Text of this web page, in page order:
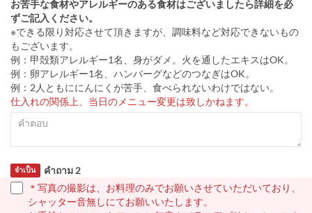
お苦手な食材やアレルギーのある食材はございましたら詳細を必
ずご記入ください。
※できる限り対応させて頂きますが、調味料など対応できないもの
もございます。
例：甲殻類アレルギー1名、身がダメ。火を通したエキスはOK。
例：卵アレルギー1名、ハンバーグなどのつなぎはOK。
例：2人ともににんにくが苦手、食べられないわけではない。
仕入れの関係上、当日のメニュー変更は致しかねます。
คำถาม 2
จำเป็น
＊写真の撮影は、お料理のみでお願いさせていただいており、
シャッター音無しにてお願いいたします。